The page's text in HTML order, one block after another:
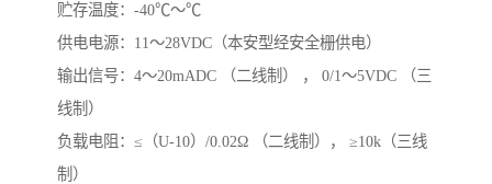
贮存温度：-40℃～℃
供电电源：11～28VDC（本安型经安全栅供电）
输出信号：4～20mADC （二线制） ， 0/1～5VDC （三
线制）
负载电阻：≤（U-10）/0.02Ω （二线制）， ≥10k（三线
制）